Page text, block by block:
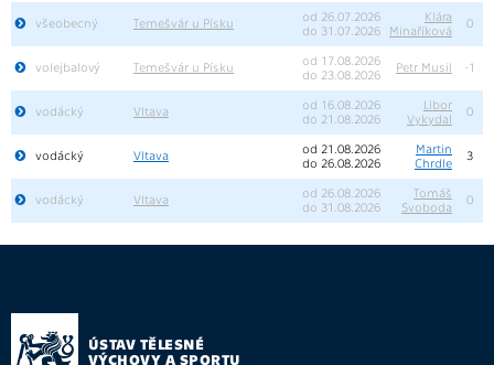
všeobecný Temešvár u Písku
od 26.07.2026
do 31.07.2026
Klára
Minaříková
0
volejbalový Temešvár u Písku
od 17.08.2026
do 23.08.2026
Petr Musil -1
vodácký Vltava
od 16.08.2026
do 21.08.2026
Libor
Vykydal
0
vodácký Vltava
od 21.08.2026
do 26.08.2026
Martin
Chrdle
3
vodácký Vltava
od 26.08.2026
do 31.08.2026
Tomáš
Svoboda
0
ÚSTAV TĚLESNÉ
VÝCHOVY A SPORTU